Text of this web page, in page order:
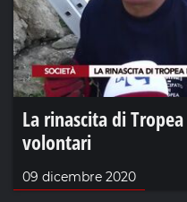
La rinascita di
volontari
09 dicembre 2020